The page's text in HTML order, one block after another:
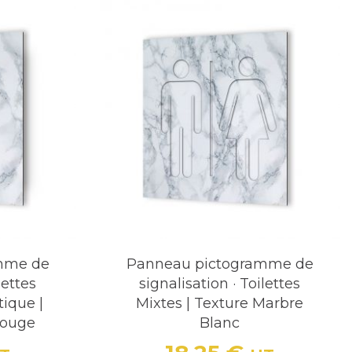
de conférence, où l'esthétisme est
offrons des options de personnalisation :
disponible.
de votre marque ou fournissant des
en avant, d'autres finitions telles que le
de
|
Panneau pictogramme de
signalisation · Toilettes
Mixtes | Texture Marbre
Blanc